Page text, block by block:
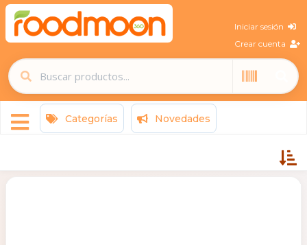
Iniciar sesión
Crear cuenta
Categorías Novedades